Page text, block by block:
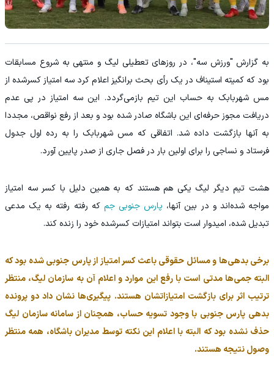
به گزارش "ورزش سه"، در روزهای تعطیلی لیگ و منتهی به شروع مسابقات
بود که کمیته استیناف در یک رأی بحث برانگیز اعلام کرد سه امتیاز کسرشده از
مس شهربابک به حساب این تیم بازمی‌گردد. این سه امتیاز در پی عدم
دریافت مجوز حرفه‌ای این باشگاه صادر شده بود و بعد از رفع نواقص، مجددا
به آنها بازگشت داده شد. اتفاقی که مس شهربابک را به رده اول جدول
فرستاد و نساجی را برای اولین بار در فصل جاری از صدر پایین آورد.
هشت تیم دیگر لیگ یکی هم هستند که به همین دلیل با کسر سه امتیاز
مواجه شده‌اند و در بین آنها، پارس جنوبی جم که رفته رفته به یک مدعی
تبدیل شده، امیدوار است بتواند امتیازات کسرشده خود را زنده کند.
برخی بدهی‌ها و مسائل حقوقی باعث کسر امتیاز از پارس جنوبی شده بود که
البته جمی‌ها مدتی است با رفع این موارد و اعلام آن به سازمان لیگ، منتظر
ترتیب اثر برای بازگشت امتیازاتشان هستند. پیگیری‌ها نشان داد دو پرونده
بدهی پارس جنوبی با وجود تسویه حساب، همچنان از سامانه سازمان لیگ
حذف نشده بود که البته با اعلام این نکته توسط مدیران باشگاه، همه منتظر
وصول نتیجه هستند.